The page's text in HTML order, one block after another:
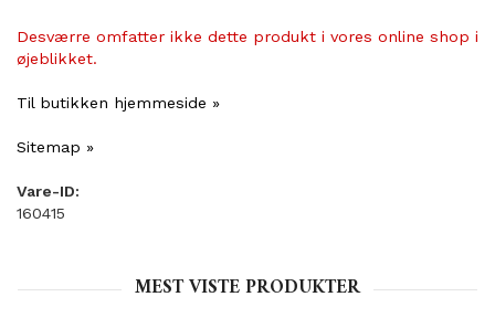
Desværre omfatter ikke dette produkt i vores online shop i
øjeblikket.
Til butikken hjemmeside »
Sitemap »
Vare-ID:
160415
MEST VISTE PRODUKTER